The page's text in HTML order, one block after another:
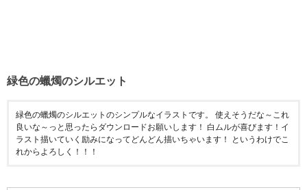
緑色の蠟燭のシルエット
緑色の蠟燭のシルエットのシンプルなイラストです。 使えそうだな～これ
良いな～っと思ったらダウンロードお願いします！ 白ムルが喜びます！イ
ラスト描いていく励みになってどんどん描いちゃいます！ というわけでこ
れからよろしく！！！